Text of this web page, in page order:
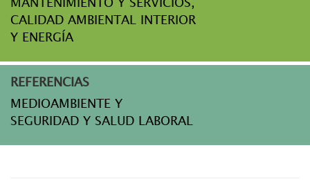
CALIDAD AMBIENTAL INTERIOR
Y ENERGÍA
REFERENCIAS
MEDIOAMBIENTE Y
SEGURIDAD Y SALUD LABORAL